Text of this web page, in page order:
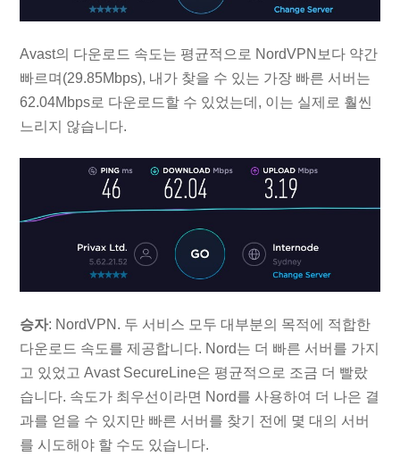
Avast의 다운로드 속도는 평균적으로 NordVPN보다 약간
빠르며(29.85Mbps), 내가 찾을 수 있는 가장 빠른 서버는
62.04Mbps로 다운로드할 수 있었는데, 이는 실제로 훨씬
느리지 않습니다.
승자: NordVPN. 두 서비스 모두 대부분의 목적에 적합한
다운로드 속도를 제공합니다. Nord는 더 빠른 서버를 가지
고 있었고 Avast SecureLine은 평균적으로 조금 더 빨랐
습니다. 속도가 최우선이라면 Nord를 사용하여 더 나은 결
과를 얻을 수 있지만 빠른 서버를 찾기 전에 몇 대의 서버
를 시도해야 할 수도 있습니다.